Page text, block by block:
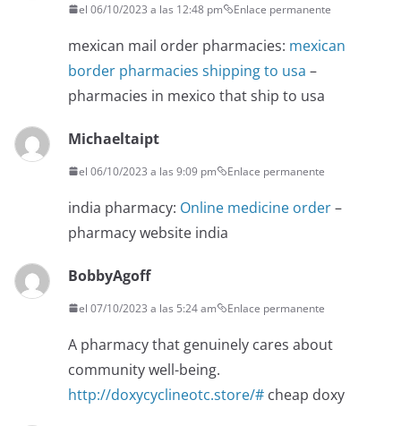
el 06/10/2023 a las 12:48 pm Enlace permanente
mexican mail order pharmacies: mexican
border pharmacies shipping to usa –
pharmacies in mexico that ship to usa
Michaeltaipt
el 06/10/2023 a las 9:09 pm Enlace permanente
india pharmacy: Online medicine order–
pharmacy website india
BobbyAgoff
el 07/10/2023 a las 5:24 am Enlace permanente
A pharmacy that genuinely cares about
community well-being.
http://doxycyclineotc.store/# cheap doxy